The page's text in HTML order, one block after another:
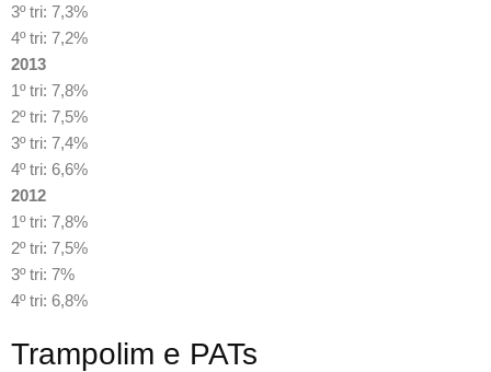
3º tri: 7,3%
4º tri: 7,2%
2013
1º tri: 7,8%
2º tri: 7,5%
3º tri: 7,4%
4º tri: 6,6%
2012
1º tri: 7,8%
2º tri: 7,5%
3º tri: 7%
4º tri: 6,8%
Trampolim e PATs